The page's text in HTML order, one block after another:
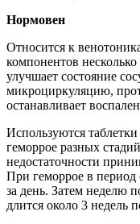
Нормовен
Относится к
компонентов
улучшает состояние
микроциркуляцию,
останавливает
Используются
геморрое разных
недостаточности
При геморрое в период
за день. Затем неделю
длится около 3 недель